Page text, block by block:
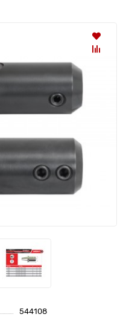
544108